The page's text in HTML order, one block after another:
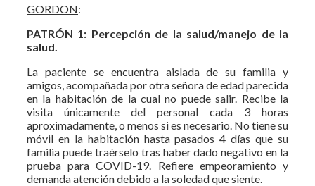
GORDON:
PATRÓN 1: Percepción de la salud/manejo de la
salud.
La paciente se encuentra aislada de su familia y
amigos, acompañada por otra señora de edad parecida
en la habitación de la cual no puede salir. Recibe la
visita únicamente del personal cada 3 horas
aproximadamente, o menos si es necesario. No tiene su
móvil en la habitación hasta pasados 4 días que su
familia puede traérselo tras haber dado negativo en la
prueba para COVID-19. Refiere empeoramiento y
demanda atención debido a la soledad que siente.